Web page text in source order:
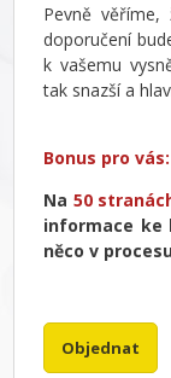
Pevně
doporučení
k vašemu
tak snazší a
Bonus pro vás:
Na 50
informace ke
něco v
Objednat